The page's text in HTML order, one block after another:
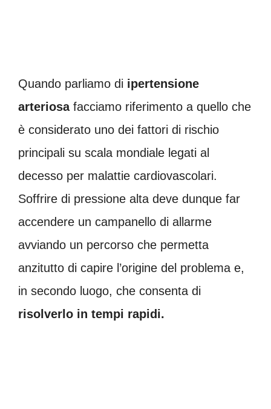
Quando parliamo di ipertensione
arteriosafacciamo riferimento a quello che
è considerato uno dei fattori di rischio
principali su scala mondiale legati al
decesso per malattie cardiovascolari.
Soffrire di pressione alta deve dunque far
accendere un campanello di allarme
avviando un percorso che permetta
anzitutto di capire l’origine del problema e,
in secondo luogo, che consenta di
risolverlo in tempi rapidi.